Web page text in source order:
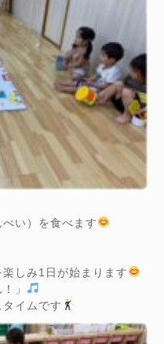
い）を食べます
しみ1日が始まります
」
イムです